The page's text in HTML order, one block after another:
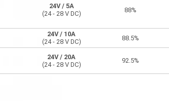
24V/ 5A
(24 - 28 V DC)
88%
24V/ 10A
(24 - 28 V DC)
88.5%
24V/ 20A
(24 - 28 V DC)
92.5%